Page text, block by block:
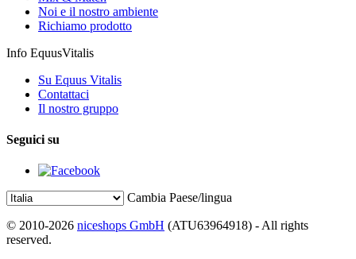
Noi e il nostro ambiente
Richiamo prodotto
Info EquusVitalis
Su Equus Vitalis
Contattaci
Il nostro gruppo
Seguici su
Cambia Paese/lingua
© 2010-2026 niceshops GmbH (ATU63964918) - All rights
reserved.